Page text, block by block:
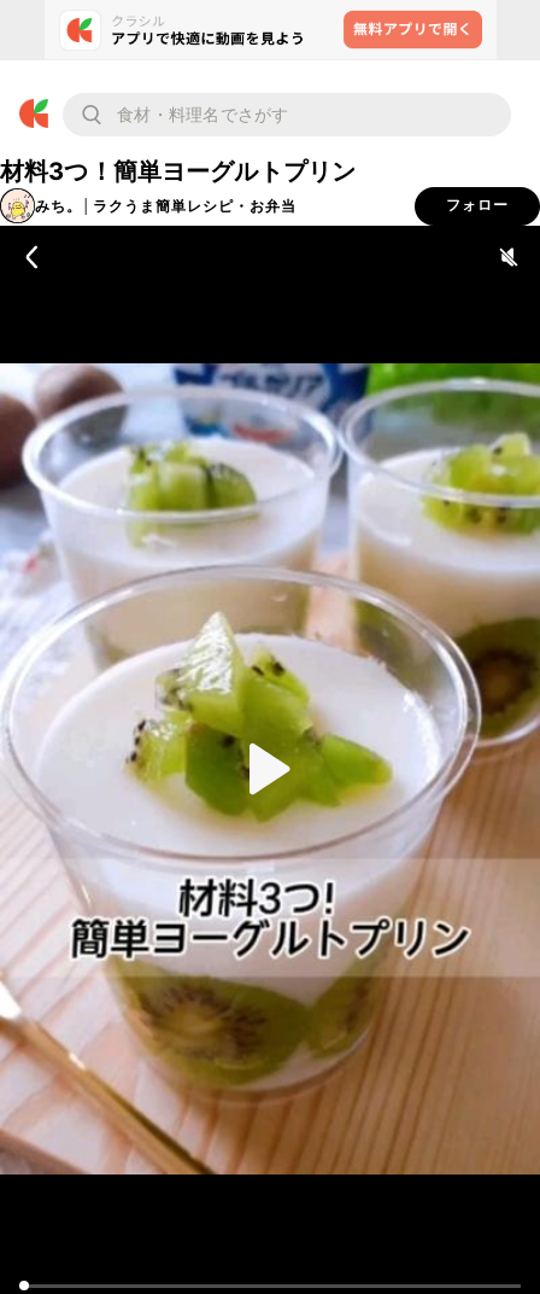
材料3つ！簡単ヨーグルトプリン
みち。│ラクうま簡単レシピ・お弁当 フォロー